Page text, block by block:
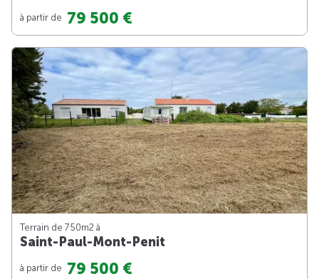
à partir de 79 500 €
Terrain de 750m2 à
Saint-Paul-Mont-Penit
à partir de 79 500 €